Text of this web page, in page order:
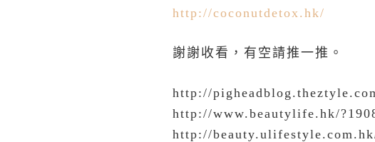
http://coconutdetox.hk/
謝謝收看，有空請推一推。
http://
http://www.beautylife.hk/
http://